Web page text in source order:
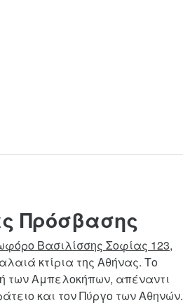
Πρόσβασης
Βασιλίσσης Σοφίας 123,
κτίρια της Αθήνας. Το
των Αμπελοκήπων, απέναντι
και τον Πύργο των Αθηνών.